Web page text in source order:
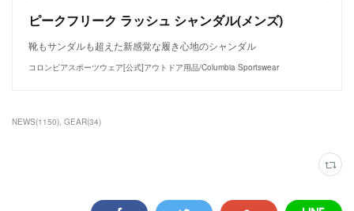
ピークフリーク ラッシュ シャンダル(メンズ)
靴もサンダルも超えた新感覚な履き心地のシャンダル
コロンビアスポーツウェア[公式]アウトドア用品/Columbia Sportswear
NEWS(1150) GEAR(34)